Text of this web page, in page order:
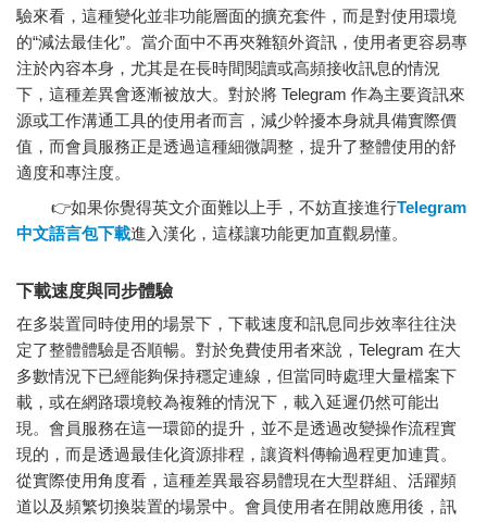
驗來看，這種變化並非功能層面的擴充套件，而是對使用環境
的“減法最佳化”。當介面中不再夾雜額外資訊，使用者更容易專
注於內容本身，尤其是在長時間閱讀或高頻接收訊息的情況
下，這種差異會逐漸被放大。對於將 Telegram 作為主要資訊來
源或工作溝通工具的使用者而言，減少幹擾本身就具備實際價
值，而會員服務正是透過這種細微調整，提升了整體使用的舒
適度和專注度。
👉如果你覺得英文介面難以上手，不妨直接進行Telegram
中文語言包下載進入漢化，這樣讓功能更加直觀易懂。
下載速度與同步體驗
在多裝置同時使用的場景下，下載速度和訊息同步效率往往決
定了整體體驗是否順暢。對於免費使用者來說，Telegram 在大
多數情況下已經能夠保持穩定連線，但當同時處理大量檔案下
載，或在網路環境較為複雜的情況下，載入延遲仍然可能出
現。會員服務在這一環節的提升，並不是透過改變操作流程實
現的，而是透過最佳化資源排程，讓資料傳輸過程更加連貫。
從實際使用角度看，這種差異最容易體現在大型群組、活躍頻
道以及頻繁切換裝置的場景中。會員使用者在開啟應用後，訊